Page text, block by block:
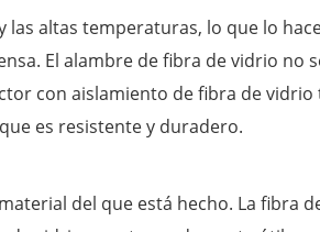
altas temperaturas, lo que lo
El alambre de fibra de vidrio no
con aislamiento de fibra de
es resistente y duradero.
del que está hecho. La fibra